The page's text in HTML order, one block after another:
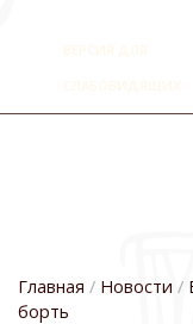
Главная Новости
борть